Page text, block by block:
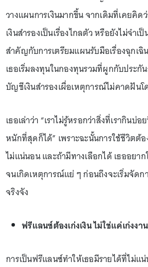
วางแผนการเงินมากขึ้น จากเดิมที่เคยคิด
เงินสำรองเป็นเรื่องไกลตัว หรือยังไม่จำเ
สำคัญกับการเตรียมแผนรับมือเรื่องฉุกเฉิ
เธอเริ่มลงทุนในกองทุนรวมที่ผูกกับประ
บัญชีเงินสำรองเผื่อเหตุการณ์ไม่คาดฝันโ
เธอเล่าว่า “เราไม่รู้หรอกว่าสิ่งที่เรากินบ่
หนักที่สุดก็ได้” เพราะฉะนั้นการใช้ชีวิตต้
ไม่แน่นอน และถ้ามีทางเลือกได้ เธออยา
จนเกิดเหตุการณ์แย่ ๆ ก่อนถึงจะเริ่มจัดก
จริงจัง
ฟรีแลนซ์ต้องเก่งเงิน ไม่ใช่แค่เก่งงาน
การเป็นฟรีแลนซ์ทำให้เธอมีรายได้ที่ไม่แ